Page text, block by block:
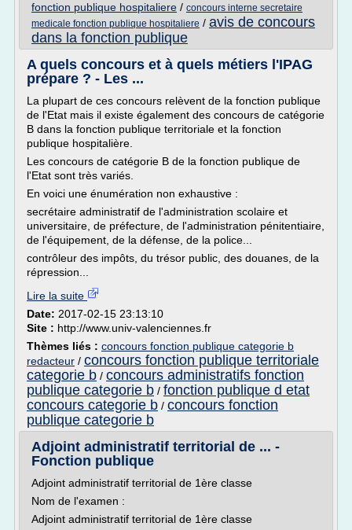
fonction publique hospitaliere / concours interne secretaire
medicale fonction publique hospitaliere / avis de concours
dans la fonction publique
A quels concours et à quels métiers l'IPAG
prépare ? - Les ...
La plupart de ces concours relèvent de la fonction publique
de l'Etat mais il existe également des concours de catégorie
B dans la fonction publique territoriale et la fonction
publique hospitalière.
Les concours de catégorie B de la fonction publique de
l'Etat sont très variés.
En voici une énumération non exhaustive :
secrétaire administratif de l'administration scolaire et
universitaire, de préfecture, de l'administration pénitentiaire,
de l'équipement, de la défense, de la police...
contrôleur des impôts, du trésor public, des douanes, de la
répression...
Lire la suite
Date: 2017-02-15 23:13:10
Site : http://www.univ-valenciennes.fr
Thèmes liés : concours fonction publique categorie b
redacteur / concours fonction publique territoriale
categorie b / concours administratifs fonction
publique categorie b / fonction publique d etat
concours categorie b / concours fonction
publique categorie b
Adjoint administratif territorial de ... -
Fonction publique
Adjoint administratif territorial de 1ère classe
Nom de l'examen :
Adjoint administratif territorial de 1ère classe